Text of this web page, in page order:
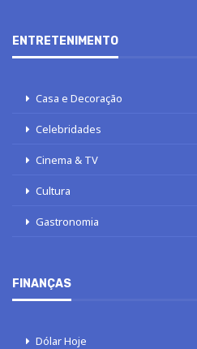
ENTRETENIMENTO
Casa e Decoração
Celebridades
Cinema & TV
Cultura
Gastronomia
FINANÇAS
Dólar Hoje